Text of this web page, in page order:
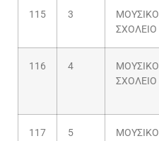
115 3
ΜΟΥΣΙΚΟ
ΣΧΟΛΕΙΟ
116 4
ΜΟΥΣΙΚΟ
ΣΧΟΛΕΙΟ
117 5 ΜΟΥΣΙΚΟ